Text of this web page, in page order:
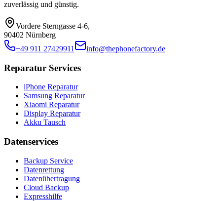
zuverlässig und günstig.
Vordere Sterngasse 4-6,
90402 Nürnberg
+49 911 27429911
info@thephonefactory.de
Reparatur Services
iPhone Reparatur
Samsung Reparatur
Xiaomi Reparatur
Display Reparatur
Akku Tausch
Datenservices
Backup Service
Datenrettung
Datenübertragung
Cloud Backup
Expresshilfe